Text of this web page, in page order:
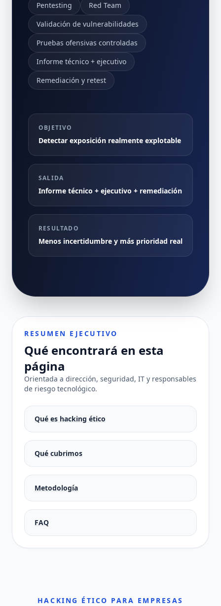
Pentesting
Red Team
Validación de vulnerabilidades
Pruebas ofensivas controladas
Informe técnico + ejecutivo
Remediación y retest
OBJETIVO
Detectar exposición realmente explotable
SALIDA
Informe técnico + ejecutivo + remediación
RESULTADO
Menos incertidumbre y más prioridad real
RESUMEN EJECUTIVO
Qué encontrará en esta
página
Orientada a dirección, seguridad, IT y responsables
de riesgo tecnológico.
Qué es hacking ético
Qué cubrimos
Metodología
FAQ
HACKING ÉTICO PARA EMPRESAS